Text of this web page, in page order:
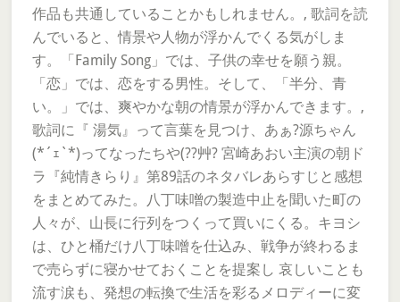
作品も共通していることかもしれません。, 歌詞を読
んでいると、情景や人物が浮かんでくる気がしま
す。「Family Song」では、子供の幸せを願う親。
「恋」では、恋をする男性。そして、「半分、青
い。」では、爽やかな朝の情景が浮かんできます。,
歌詞に『 湯気』って言葉を見つけ、あぁ?源ちゃん
(*´ｪ`*)ってなったちや(??艸? 宮崎あおい主演の朝ド
ラ『純情きらり』第89話のネタバレあらすじと感想
をまとめてみた。八丁味噌の製造中止を聞いた町の
人々が、山長に行列をつくって買いにくる。キヨシ
は、ひと桶だけ八丁味噌を仕込み、戦争が終わるま
で売らずに寝かせておくことを提案し 哀しいことも
流す涙も、発想の転換で生活を彩るメロディーに変